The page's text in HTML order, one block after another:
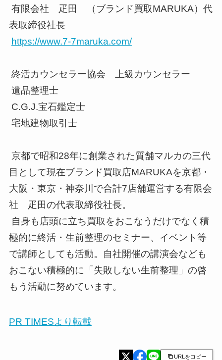
有限会社 疋田 （ブランド買取MARUKA）代
表取締役社長
https://www.7-7maruka.com/
終活カウンセラー協会 上級カウンセラー
遺品整理士
C.G.J.宝石鑑定士
宅地建物取引士
京都で昭和28年に創業された質舗マルカの三代
目として現在ブランド買取店MARUKAを京都・
大阪・東京・神奈川で合計7店舗運営する有限会
社 疋田の代表取締役社長。
自身も店頭に立ち買取をおこなうだけでなく積
極的に終活・生前整理のセミナー、イベント等
で講師としても活動。自社開催の講演会なども
おこない積極的に「失敗しない生前整理」の啓
もう活動に努めています。
PR TIMESより転載
URLをコピー